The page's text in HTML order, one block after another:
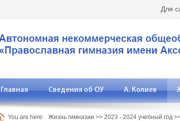
Для
Главная Сведения об ОУ А. Колиев
You are here: Жизнь гимназии >> 2023 - 2024 учебный год